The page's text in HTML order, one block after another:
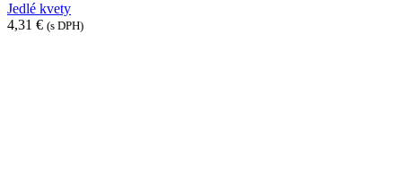
Jedlé kvety
4,31 € (s DPH)